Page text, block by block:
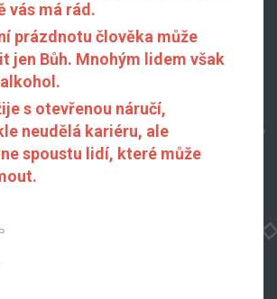
vás má rád.
prázdnotu člověka může
jen Bůh. Mnohým lidem však
s otevřenou náručí,
neudělá kariéru, ale
spoustu lidí, které může